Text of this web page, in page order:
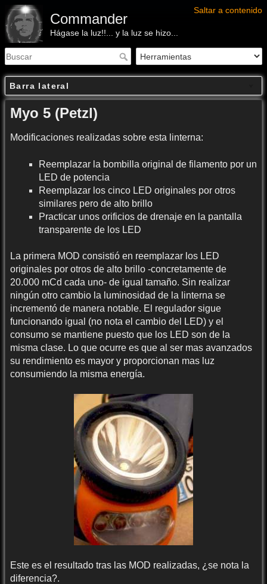
Saltar a contenido
Commander
Hágase la luz!!... y la luz se hizo...
Barra lateral
Myo 5 (Petzl)
Modificaciones realizadas sobre esta linterna:
Reemplazar la bombilla original de filamento por un
LED de potencia
Reemplazar los cinco LED originales por otros
similares pero de alto brillo
Practicar unos orificios de drenaje en la pantalla
transparente de los LED
La primera MOD consistió en reemplazar los LED
originales por otros de alto brillo -concretamente de
20.000 mCd cada uno- de igual tamaño. Sin realizar
ningún otro cambio la luminosidad de la linterna se
incrementó de manera notable. El regulador sigue
funcionando igual (no nota el cambio del LED) y el
consumo se mantiene puesto que los LED son de la
misma clase. Lo que ocurre es que al ser mas avanzados
su rendimiento es mayor y proporcionan mas luz
consumiendo la misma energía.
Este es el resultado tras las MOD realizadas, ¿se nota la
diferencia?.